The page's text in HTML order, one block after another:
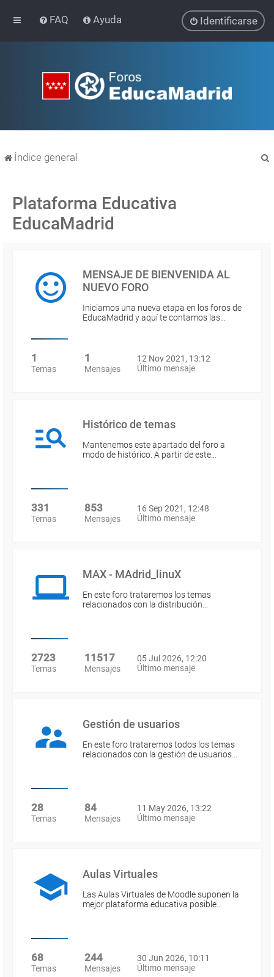
FAQ Ayuda Identificarse
Índice general
Plataforma Educativa
EducaMadrid
MENSAJE DE BIENVENIDA AL
NUEVO FORO
Iniciamos una nueva etapa en los foros de
EducaMadrid y aquí te contamos las…
1
Temas
1
Mensajes
12 Nov 2021, 13:12
Último mensaje
Histórico de temas
Mantenemos este apartado del foro a
modo de histórico. A partir de este…
331
Temas
853
Mensajes
16 Sep 2021, 12:48
Último mensaje
MAX - MAdrid_linuX
En este foro trataremos los temas
relacionados con la distribución…
2723
Temas
11517
Mensajes
05 Jul 2026, 12:20
Último mensaje
Gestión de usuarios
En este foro trataremos todos los temas
relacionados con la gestión de usuarios…
28
Temas
84
Mensajes
11 May 2026, 13:22
Último mensaje
Aulas Virtuales
Las Aulas Virtuales de Moodle suponen la
mejor plataforma educativa posible…
68
Temas
244
Mensajes
30 Jun 2026, 10:11
Último mensaje